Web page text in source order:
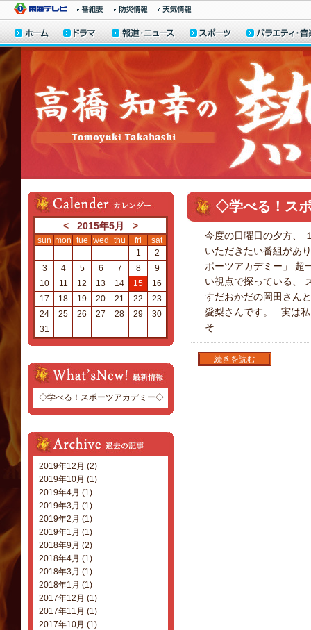
◇学べる！ス
今度の日曜日の夕方、
いただきたい番組があ
ポーツアカデミー」 超
い視点で探っている、
すだおかだの岡田さん
愛梨さんです。 実は私
そ
続きを読む
< 2015年5月 >
sun mon tue wed thu fri
sat
1
2
3
4 5 6 7 8
9
10
11 12 13 14 15
16
17
18 19 20 21 22
23
24
25 26 27 28 29
30
31
◇学べる！スポーツアカデミー◇
2019年12月 (2)
2019年10月 (1)
2019年4月 (1)
2019年3月 (1)
2019年2月 (1)
2019年1月 (1)
2018年9月 (2)
2018年4月 (1)
2018年3月 (1)
2018年1月 (1)
2017年12月 (1)
2017年11月 (1)
2017年10月 (1)